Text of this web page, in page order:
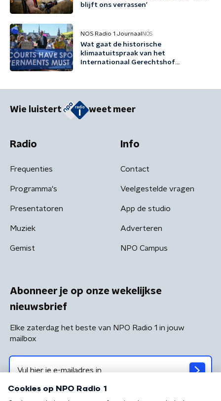
blijft ons verrassen'
NOS Radio 1 Journaal NOS
Wat gaat de historische
klimaatuitspraak van het
Internationaal Gerechtshof
Wie luistert weet meer
Radio
Frequenties
Programma's
Presentatoren
Muziek
Gemist
Info
Contact
Veelgestelde vragen
App de studio
Adverteren
NPO Campus
Abonneer je op onze wekelijkse
nieuwsbrief
Elke zaterdag het beste van NPO Radio 1 in jouw
mailbox